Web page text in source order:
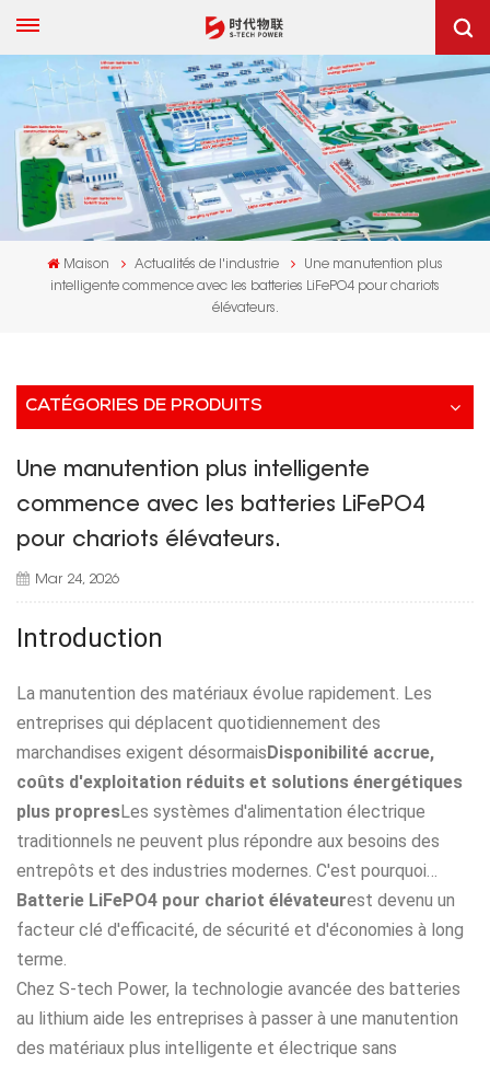
Maison Actualités de l'industrie
Une manutention plus
intelligente commence avec les batteries LiFePO4 pour chariots
élévateurs.
CATÉGORIES DE PRODUITS
Une manutention plus intelligente
commence avec les batteries LiFePO4
pour chariots élévateurs.
Mar 24, 2026
Introduction
La manutention des matériaux évolue rapidement. Les
entreprises qui déplacent quotidiennement des
marchandises exigent désormaisDisponibilité accrue,
coûts d'exploitation réduits et solutions énergétiques
plus propresLes systèmes d'alimentation électrique
traditionnels ne peuvent plus répondre aux besoins des
entrepôts et des industries modernes. C'est pourquoi…
Batterie LiFePO4 pour chariot élévateurest devenu un
facteur clé d'efficacité, de sécurité et d'économies à long
terme.
Chez S-tech Power, la technologie avancée des batteries
au lithium aide les entreprises à passer à une manutention
des matériaux plus intelligente et électrique sans